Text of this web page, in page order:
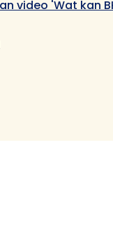
video 'Wat kan